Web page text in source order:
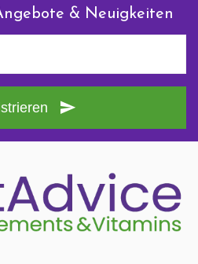
& Neuigkeiten